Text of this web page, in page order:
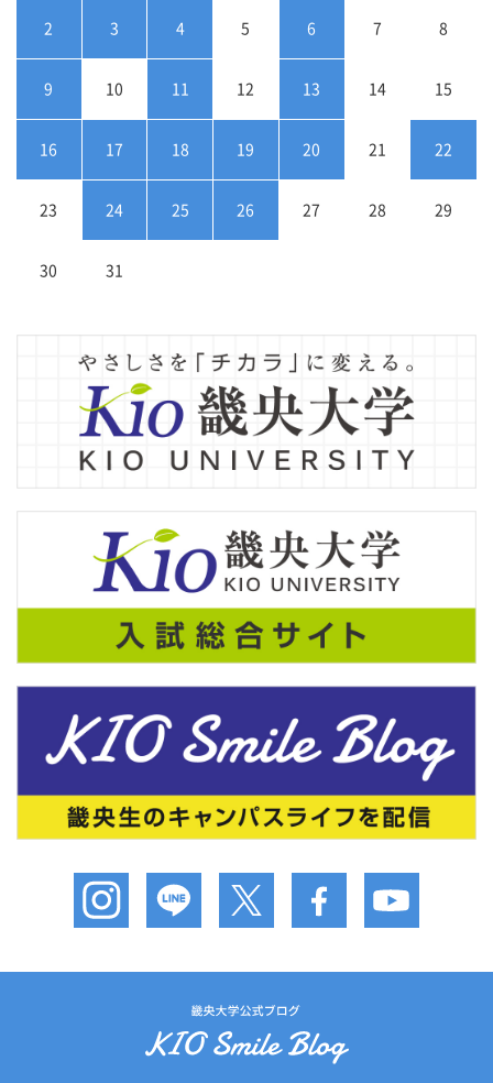
2 3 4 5 6 7 8
9 10 11 12 13 14 15
16 17 18 19 20 21 22
23 24 25 26 27 28 29
30 31